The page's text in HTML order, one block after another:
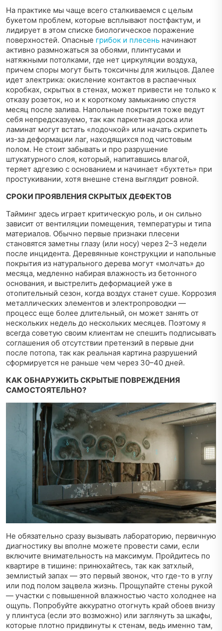
На практике мы чаще всего сталкиваемся с целым
букетом проблем, которые всплывают постфактум, и
лидирует в этом списке биологическое поражение
поверхностей. Опасные грибок и плесень начинают
активно размножаться за обоями, плинтусами и
натяжными потолками, где нет циркуляции воздуха,
причем споры могут быть токсичны для жильцов. Далее
идет электрика: окисление контактов в распаечных
коробках, скрытых в стенах, может привести не только к
отказу розеток, но и к короткому замыканию спустя
месяц после залива. Напольные покрытия тоже ведут
себя непредсказуемо, так как паркетная доска или
ламинат могут встать «лодочкой» или начать скрипеть
из-за деформации лаг, находящихся под чистовым
полом. Не стоит забывать и про разрушение
штукатурного слоя, который, напитавшись влагой,
теряет адгезию с основанием и начинает «бухтеть» при
простукивании, хотя внешне стена выглядит ровной.
СРОКИ ПРОЯВЛЕНИЯ СКРЫТЫХ ДЕФЕКТОВ
Тайминг здесь играет критическую роль, и он сильно
зависит от вентиляции помещения, температуры и типа
материалов. Обычно первые признаки плесени
становятся заметны глазу (или носу) через 2–3 недели
после инцидента. Деревянные конструкции и напольные
покрытия из натурального дерева могут «молчать» до
месяца, медленно набирая влажность из бетонного
основания, и выстрелить деформацией уже в
отопительный сезон, когда воздух станет суше. Коррозия
металлических элементов и электропроводки —
процесс еще более длительный, он может занять от
нескольких недель до нескольких месяцев. Поэтому я
всегда советую своим клиентам не спешить подписывать
соглашения об отсутствии претензий в первые дни
после потопа, так как реальная картина разрушений
сформируется не раньше чем через 30–40 дней.
КАК ОБНАРУЖИТЬ СКРЫТЫЕ ПОВРЕЖДЕНИЯ
САМОСТОЯТЕЛЬНО?
Не обязательно сразу вызывать лабораторию, первичную
диагностику вы вполне можете провести сами, если
включите внимательность на максимум. Пройдитесь по
квартире в тишине: принюхайтесь, так как затхлый,
землистый запах — это первый звонок, что где-то в углу
или под полом зацвела жизнь. Прощупайте стены рукой
— участки с повышенной влажностью часто холоднее на
ощупь. Попробуйте аккуратно отогнуть край обоев внизу
у плинтуса (если это возможно) или заглянуть за шкафы,
которые плотно придвинуты к стенам, ведь именно там,